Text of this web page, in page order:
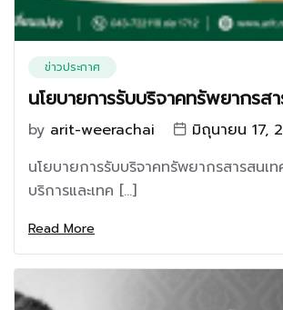
ข่าวประกาศ
นโยบายการรับบริจาคทรัพยากรส
by arit-weerachai
มิถุนายน 17,
นโยบายการรับบริจาคทรัพยากรสารสนเ
บริการและเทค […]
Read More